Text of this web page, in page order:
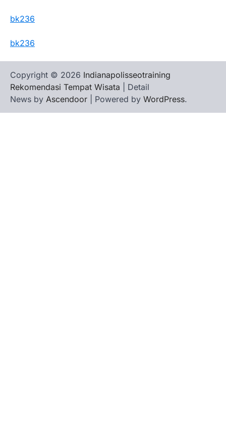
bk236
bk236
Copyright © 2026 Indianapolisseotraining
Rekomendasi Tempat Wisata | Detail
News by Ascendoor | Powered by WordPress.